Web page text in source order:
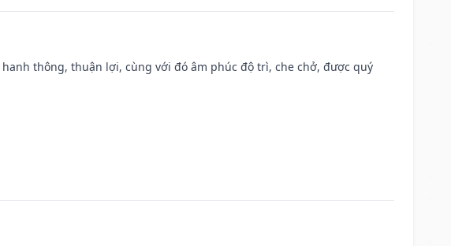
thông, thuận lợi, cùng với đó âm phúc độ trì, che chở, được quý